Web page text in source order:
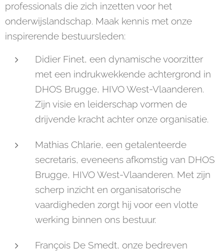
professionals die zich inzetten voor het
onderwijslandschap. Maak kennis met onze
inspirerende bestuursleden:
Didier Finet, een dynamische voorzitter
met een indrukwekkende achtergrond in
DHOS Brugge, HIVO West-Vlaanderen.
Zijn visie en leiderschap vormen de
drijvende kracht achter onze organisatie.
Mathias Chlarie, een getalenteerde
secretaris, eveneens afkomstig van DHOS
Brugge, HIVO West-Vlaanderen. Met zijn
scherp inzicht en organisatorische
vaardigheden zorgt hij voor een vlotte
werking binnen ons bestuur.
François De Smedt, onze bedreven